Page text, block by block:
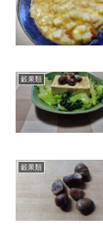
穀果類
穀果類